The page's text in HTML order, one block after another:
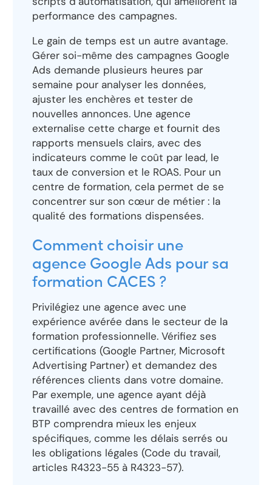
performance des campagnes.
Le gain de temps est un autre avantage.
Gérer soi-même des campagnes Google
Ads demande plusieurs heures par
semaine pour analyser les données,
ajuster les enchères et tester de
nouvelles annonces. Une agence
externalise cette charge et fournit des
rapports mensuels clairs, avec des
indicateurs comme le coût par lead, le
taux de conversion et le ROAS. Pour un
centre de formation, cela permet de se
concentrer sur son cœur de métier : la
qualité des formations dispensées.
Comment choisir une
agence Google Ads pour sa
formation CACES ?
Privilégiez une agence avec une
expérience avérée dans le secteur de la
formation professionnelle. Vérifiez ses
certifications (Google Partner, Microsoft
Advertising Partner) et demandez des
références clients dans votre domaine.
Par exemple, une agence ayant déjà
travaillé avec des centres de formation en
BTP comprendra mieux les enjeux
spécifiques, comme les délais serrés ou
les obligations légales (Code du travail,
articles R4323-55 à R4323-57).